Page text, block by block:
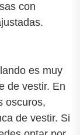
con
es muy
de vestir. En
oscuros,
de vestir. Si